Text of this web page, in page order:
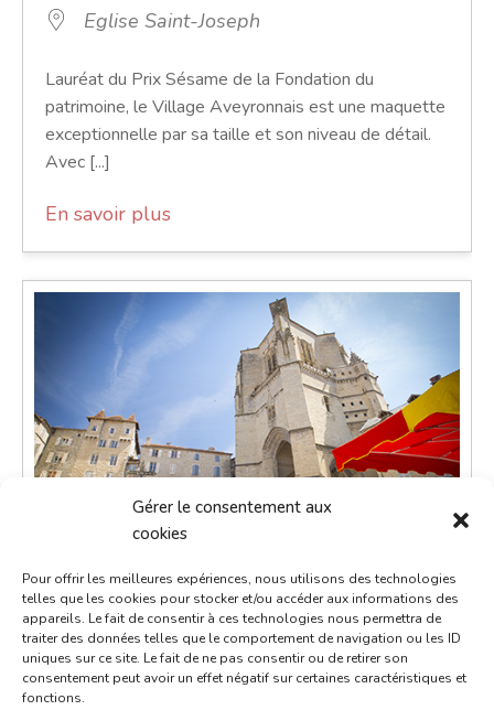
Gérer le consentement aux
cookies
Pour offrir les meilleures expériences, nous utilisons des technologies
telles que les cookies pour stocker et/ou accéder aux informations des
appareils. Le fait de consentir à ces technologies nous permettra de
traiter des données telles que le comportement de navigation ou les ID
uniques sur ce site. Le fait de ne pas consentir ou de retirer son
consentement peut avoir un effet négatif sur certaines caractéristiques et
fonctions.
Eglise Saint-Joseph
Lauréat du Prix Sésame de la Fondation du
patrimoine, le Village Aveyronnais est une maquette
exceptionnelle par sa taille et son niveau de détail.
Avec [...]
En savoir plus
Grand marché du jeudi
27 août 2026